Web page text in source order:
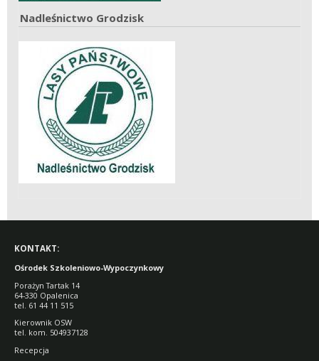
Nadleśnictwo Grodzisk
KONTAKT:
Ośrodek Szkoleniowo-Wypoczynkowy
Porażyn Tartak 14
64-330 Opalenica
tel. 61 44 11 515
Kierownik OSW
tel. kom. 504937128
Recepcja